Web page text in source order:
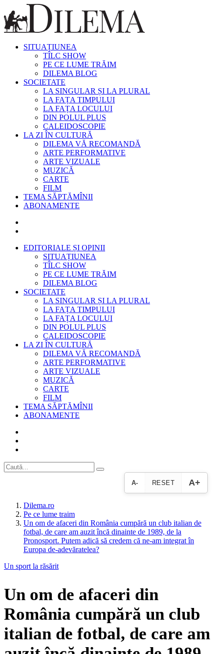
SITUAȚIUNEA
TÎLC SHOW
PE CE LUME TRĂIM
DILEMA BLOG
SOCIETATE
LA SINGULAR ȘI LA PLURAL
LA FAȚA TIMPULUI
LA FAȚA LOCULUI
DIN POLUL PLUS
CALEIDOSCOPIE
LA ZI ÎN CULTURĂ
DILEMA VĂ RECOMANDĂ
ARTE PERFORMATIVE
ARTE VIZUALE
MUZICĂ
CARTE
FILM
TEMA SĂPTĂMÎNII
ABONAMENTE
EDITORIALE ȘI OPINII
SITUAȚIUNEA
TÎLC SHOW
PE CE LUME TRĂIM
DILEMA BLOG
SOCIETATE
LA SINGULAR ȘI LA PLURAL
LA FAȚA TIMPULUI
LA FAȚA LOCULUI
DIN POLUL PLUS
CALEIDOSCOPIE
LA ZI ÎN CULTURĂ
DILEMA VĂ RECOMANDĂ
ARTE PERFORMATIVE
ARTE VIZUALE
MUZICĂ
CARTE
FILM
TEMA SĂPTĂMÎNII
ABONAMENTE
A- RESET A+
Dilema.ro
Pe ce lume traim
Un om de afaceri din România cumpără un club italian de
fotbal, de care am auzit încă dinainte de 1989, de la
Pronosport. Putem adică să credem că ne-am integrat în
Europa de-adevăratelea?
Un sport la răsărit
Un om de afaceri din
România cumpără un club
italian de fotbal, de care am